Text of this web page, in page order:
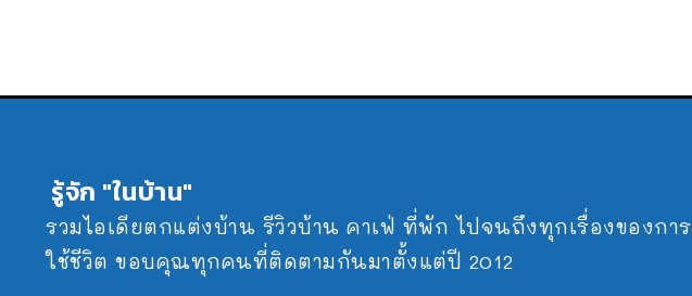
รู้จัก "ในบ้าน"
รวมไอเดียตกแต่งบ้าน รีวิวบ้าน คาเฟ่ ที่พัก ไปจนถึงทุกเรื่องของการ
ใช้ชีวิต ขอบคุณทุกคนที่ติดตามกันมาตั้งแต่ปี 2012